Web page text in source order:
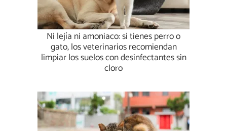
Ni lejía ni amoniaco: si tienes perro o
gato, los veterinarios recomiendan
limpiar los suelos con desinfectantes sin
cloro